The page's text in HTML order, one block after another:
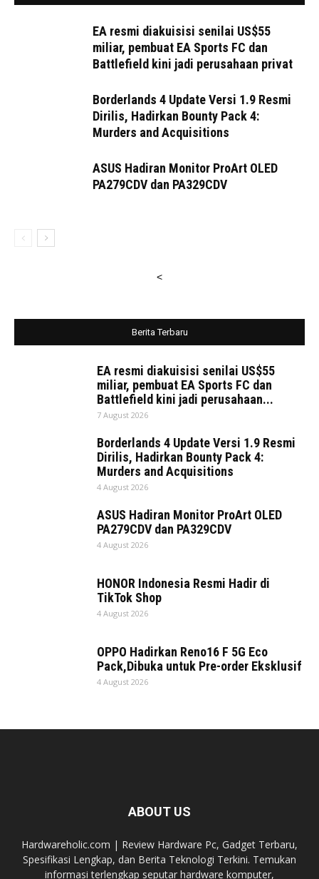
EA resmi diakuisisi senilai US$55
miliar, pembuat EA Sports FC dan
Battlefield kini jadi perusahaan privat
Borderlands 4 Update Versi 1.9 Resmi
Dirilis, Hadirkan Bounty Pack 4:
Murders and Acquisitions
ASUS Hadiran Monitor ProArt OLED
PA279CDV dan PA329CDV
<
Berita Terbaru
EA resmi diakuisisi senilai US$55
miliar, pembuat EA Sports FC dan
Battlefield kini jadi perusahaan...
7 August 2026
Borderlands 4 Update Versi 1.9 Resmi
Dirilis, Hadirkan Bounty Pack 4:
Murders and Acquisitions
4 August 2026
ASUS Hadiran Monitor ProArt OLED
PA279CDV dan PA329CDV
4 August 2026
HONOR Indonesia Resmi Hadir di
TikTok Shop
4 August 2026
OPPO Hadirkan Reno16 F 5G Eco
Pack,Dibuka untuk Pre-order Eksklusif
4 August 2026
ABOUT US
Hardwareholic.com | Review Hardware Pc, Gadget Terbaru,
Spesifikasi Lengkap, dan Berita Teknologi Terkini. Temukan
informasi terlengkap seputar hardware komputer,